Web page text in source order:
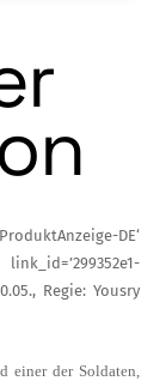
DE‘
Regie: Yousry
einer der Soldaten,